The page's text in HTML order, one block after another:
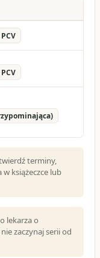
PCV
PCV
terminy,
książeczce lub
lekarza o
zaczynaj serii od